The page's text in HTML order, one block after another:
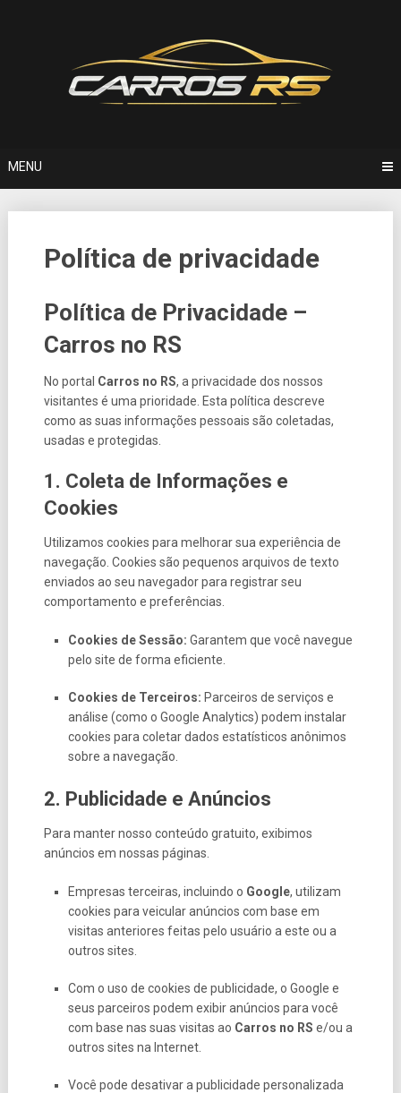
MENU
Política de privacidade
Política de Privacidade –
Carros no RS
No portal Carros no RS, a privacidade dos nossos
visitantes é uma prioridade. Esta política descreve
como as suas informações pessoais são coletadas,
usadas e protegidas.
1. Coleta de Informações e
Cookies
Utilizamos cookies para melhorar sua experiência de
navegação. Cookies são pequenos arquivos de texto
enviados ao seu navegador para registrar seu
comportamento e preferências.
Cookies de Sessão: Garantem que você navegue
pelo site de forma eficiente.
Cookies de Terceiros: Parceiros de serviços e
análise (como o Google Analytics) podem instalar
cookies para coletar dados estatísticos anônimos
sobre a navegação.
2. Publicidade e Anúncios
Para manter nosso conteúdo gratuito, exibimos
anúncios em nossas páginas.
Empresas terceiras, incluindo o Google, utilizam
cookies para veicular anúncios com base em
visitas anteriores feitas pelo usuário a este ou a
outros sites.
Com o uso de cookies de publicidade, o Google e
seus parceiros podem exibir anúncios para você
com base nas suas visitas ao Carros no RS e/ou a
outros sites na Internet.
Você pode desativar a publicidade personalizada